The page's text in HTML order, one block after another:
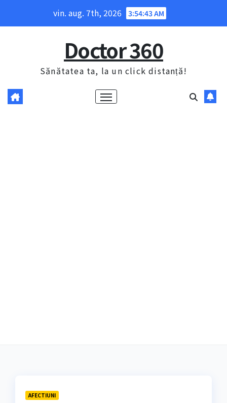
vin. aug. 7th, 2026 3:54:44 AM
Doctor 360
Sănătatea ta, la un click distanță!
AFECTIUNI